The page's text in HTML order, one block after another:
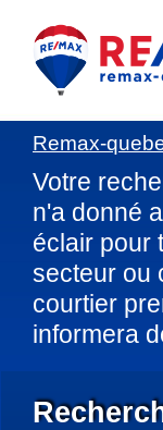
Remax-
Votre
n'a donné
éclair pour
secteur ou
courtier
informera